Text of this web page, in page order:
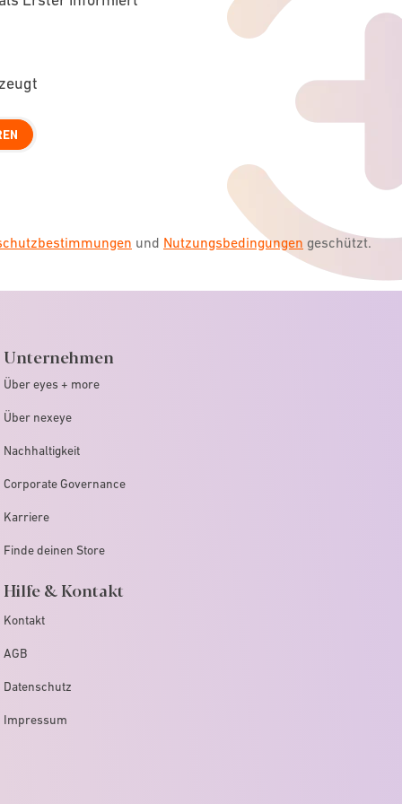
und Nutzungsbedingungen geschützt.
Unternehmen
Über eyes + more
Über nexeye
Nachhaltigkeit
Corporate Governance
Karriere
Finde deinen Store
Hilfe & Kontakt
Kontakt
AGB
Datenschutz
Impressum